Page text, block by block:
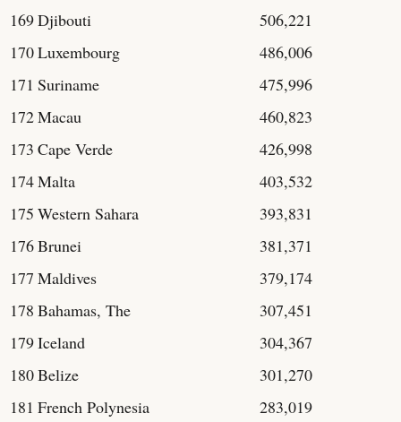
169Djibouti
506,221
170Luxembourg
486,006
171 Suriname
475,996
172Macau
460,823
173 Cape Verde
426,998
174Malta
403,532
175 Western Sahara
393,831
176Brunei
381,371
177 Maldives
379,174
178 Bahamas, The
307,451
179Iceland
304,367
180Belize
301,270
181 French Polynesia
283,019